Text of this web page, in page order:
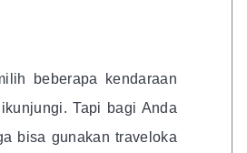
beberapa kendaraan
Tapi bagi Anda
bisa gunakan traveloka